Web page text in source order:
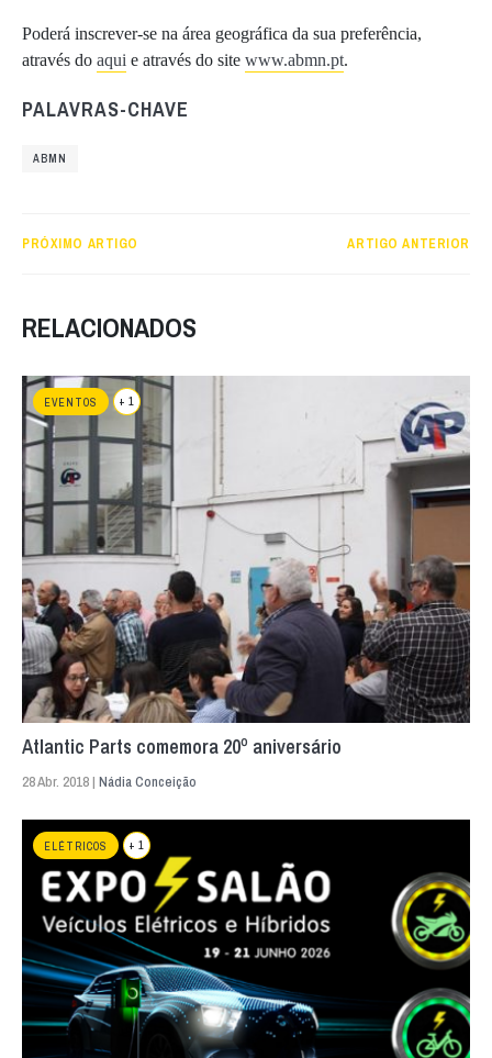
Poderá inscrever-se na área geográfica da sua preferência,
através do aqui e através do site www.abmn.pt.
PALAVRAS-CHAVE
ABMN
PRÓXIMO ARTIGO ARTIGO ANTERIOR
RELACIONADOS
EVENTOS + 1
Atlantic Parts comemora 20º aniversário
28 Abr. 2018 | Nádia Conceição
ELÉTRICOS + 1